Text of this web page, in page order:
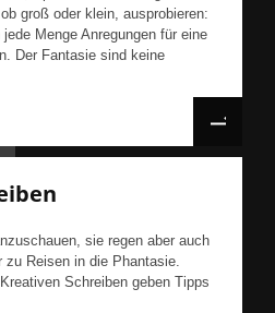
groß oder klein, ausprobieren:
Menge Anregungen für eine
Der Fantasie sind keine
sie regen aber auch
zu Reisen in die Phantasie.
Schreiben geben Tipps